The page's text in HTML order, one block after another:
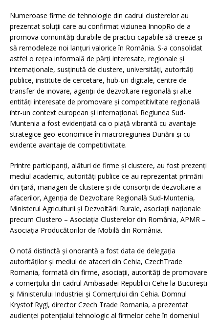
Numeroase firme de tehnologie din cadrul clusterelor au
prezentat soluții care au confirmat viziunea InnopRo de a
promova comunități durabile de practici capabile să creeze și
să remodeleze noi lanțuri valorice în România. S-a consolidat
astfel o rețea informală de părți interesate, regionale și
internaționale, susținută de clustere, universități, autorități
publice, institute de cercetare, hub-uri digitale, centre de
transfer de inovare, agenții de dezvoltare regională și alte
entități interesate de promovare și competitivitate regională
într-un context european și internațional. Regiunea Sud-
Muntenia a fost evidențiată ca o piață vibrantă cu avantaje
strategice geo-economice în macroregiunea Dunării și cu
evidente avantaje de competitivitate.
Printre participanți, alături de firme și clustere, au fost prezenți
mediul academic, autorități publice ce au reprezentat primării
din țară, manageri de clustere și de consorții de dezvoltare a
afacerilor, Agenția de Dezvoltare Regională Sud-Muntenia,
Ministerul Agriculturii și Dezvoltării Rurale, asociații naționale
precum Clustero – Asociația Clusterelor din România, APMR –
Asociația Producătorilor de Mobilă din România.
O notă distinctă și onorantă a fost data de delegația
autorităților și mediul de afaceri din Cehia, CzechTrade
Romania, formată din firme, asociații, autorități de promovare
a comerțului din cadrul Ambasadei Republicii Cehe la București
și Ministerului Industriei și Comerțului din Cehia. Domnul
Krystof Rygl, director Czech Trade Romania, a prezentat
audienței potențialul tehnologic al firmelor cehe în domeniul